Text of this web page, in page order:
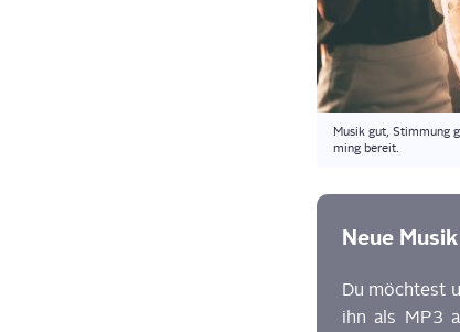
Musik gut, Stim­mung
ming bereit.
Neue
Du möch­test
ihn als MP3